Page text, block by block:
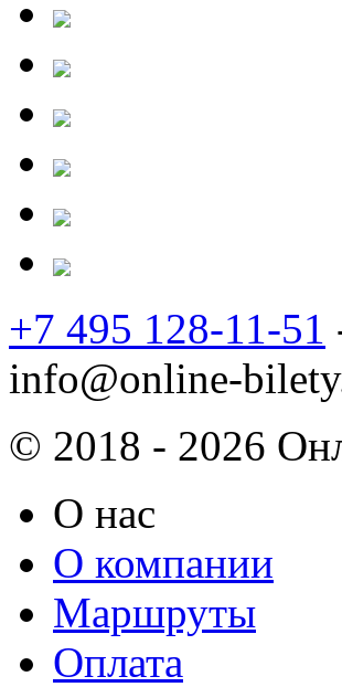
+7 495 128-11-51
info@online-
© 2018 - 2026
О нас
О компании
Маршруты
Оплата